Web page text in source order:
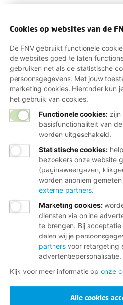
Cookies op websites van de
De FNV gebruikt functionele
de websites goed te laten
gebruiken net als de statistische
persoonsgegevens. Met jouw
marketing cookies. Hieronder kun
het gebruik van cookies.
Functionele cookies: zijn
basisfunctionaliteit van
worden uitgeschakeld.
Statistische cookies:
bezoekers onze website
(paginaweergaven,
worden anoniem
externe partners.
Marketing cookies:
diensten via online
te brengen. Bij
delen wij je
partners voor retargeting
advertentiepersonalisatie.
Kijk voor meer informatie op onze
Alle cookies